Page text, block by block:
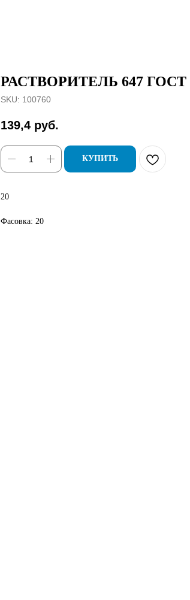
РАСТВОРИТЕЛЬ 647 ГОСТ
SKU: 100760
139,4 руб.
КУПИТЬ
20
Фасовка: 20